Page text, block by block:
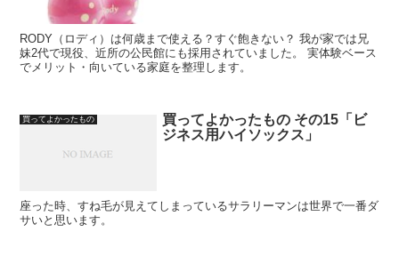
RODY（ロディ）は何歳まで使える？すぐ飽きない？ 我が家では兄
妹2代で現役、近所の公民館にも採用されていました。 実体験ベース
でメリット・向いている家庭を整理します。
買ってよかったもの
買ってよかったもの その15「ビ
ジネス用ハイソックス」
座った時、すね毛が見えてしまっているサラリーマンは世界で一番ダ
サいと思います。